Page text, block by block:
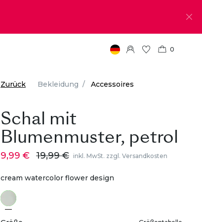
0
Zurück Bekleidung Accessoires
Schal mit
Blumenmuster, petrol
9,99 € 19,99 € inkl. MwSt. zzgl. Versandkosten
cream watercolor flower design